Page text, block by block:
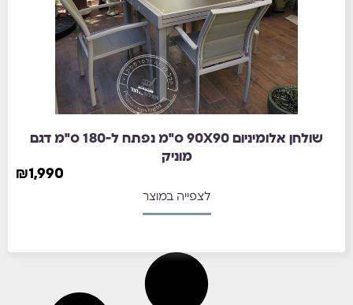
שולחן אלומיניום 90X90 ס"מ נפתח ל-180 ס"מ דגם
מוניק
₪1,990
לצפייה במוצר